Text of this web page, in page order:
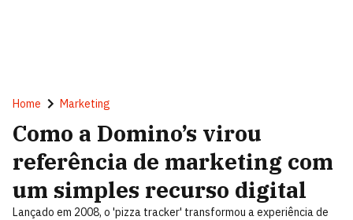
Home Marketing
Como a Domino’s virou
referência de marketing com
um simples recurso digital
Lançado em 2008, o 'pizza tracker' transformou a experiência de